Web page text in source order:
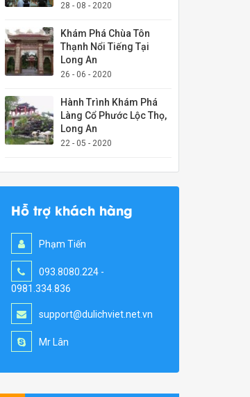
28 - 08 - 2020
Khám Phá Chùa Tôn
Thạnh Nổi Tiếng Tại
Long An
26 - 06 - 2020
Hành Trình Khám Phá
Làng Cổ Phước Lộc Thọ,
Long An
22 - 05 - 2020
Hỗ trợ khách hàng
Phạm Tiến
093.8080.224 -
0981.334.836
support@dulichviet.net.vn
Mr Lân